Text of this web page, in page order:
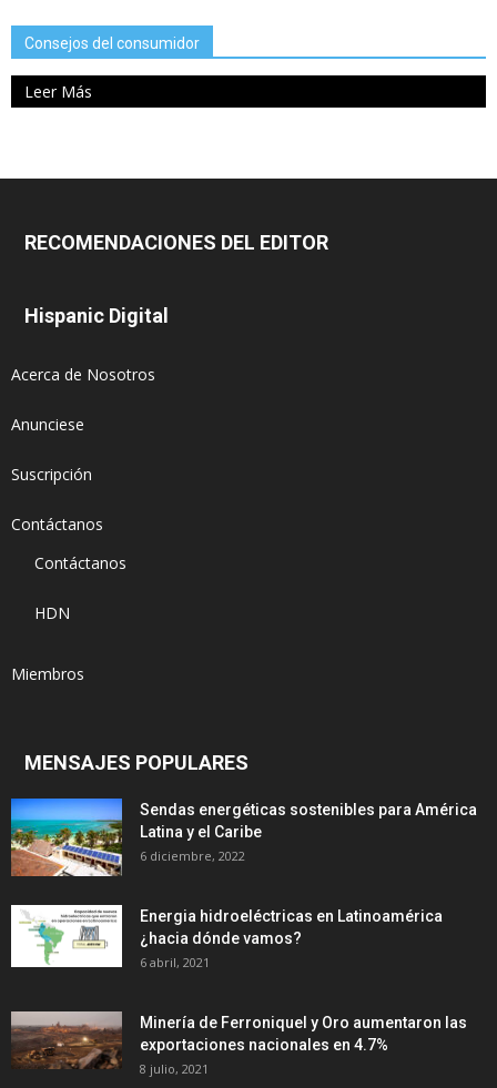
Consejos del consumidor
Leer Más
RECOMENDACIONES DEL EDITOR
Hispanic Digital
Acerca de Nosotros
Anunciese
Suscripción
Contáctanos
Contáctanos
HDN
Miembros
MENSAJES POPULARES
Sendas energéticas sostenibles para América
Latina y el Caribe
6 diciembre, 2022
Energia hidroeléctricas en Latinoamérica
¿hacia dónde vamos?
6 abril, 2021
Minería de Ferroniquel y Oro aumentaron las
exportaciones nacionales en 4.7%
8 julio, 2021